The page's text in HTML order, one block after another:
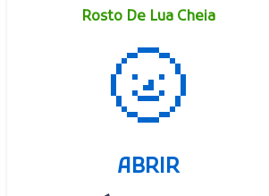
Rosto De Lua Cheia
🌝
ABRIR